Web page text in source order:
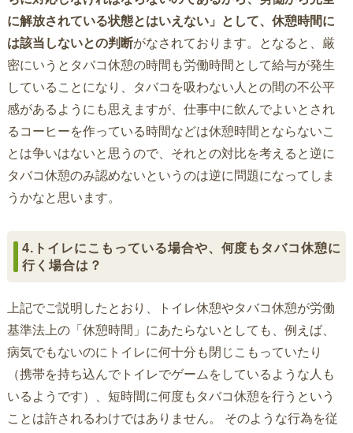
に解放されている状態とはいえない」として、休憩時間に
は該当しないとの判断がなされております。となると、厳
密にいうとタバコ休憩の時間も労働時間として給与が発生
していることになり、タバコを吸わない人との間の不公平
感があるようにも思えますが、仕事中に飲んでよいとされ
るコーヒーを作っている時間などは休憩時間とならないこ
とは争いはないと思うので、それとの対比を考えると逆に
タバコ休憩のみ認めないというのは逆に問題になってしま
うかなと思います。
4.トイレにこもっている場合や、何度もタバコ休憩に
行く場合は？
上記でご説明したとおり、トイレ休憩やタバコ休憩が労働
基準法上の「休憩時間」にあたらないとしても、例えば、
病気でもないのにトイレに何十分も閉じこもっていたり
（携帯を持ち込んでトイレでゲームをしているような人も
いるようです）、短時間に何度もタバコ休憩を行うという
ことは許されるわけではありません。 そのような行為を従